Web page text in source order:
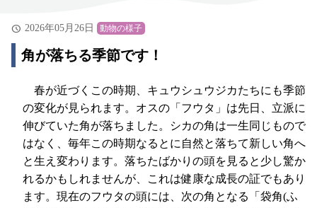
2026年05月26日 動物の様子
角が落ちる季節です！
春が近づくこの時期、キュウシュウジカたちにも季節
の変化が見られます。オスの「フウタ」は先日、立派に
伸びていた角が落ちました。シカの角は一生同じもので
はなく、毎年この時期なるとに自然と落ちて新しい角へ
と生え変わります。落ちたばかりの頭を見ると少し驚か
れるかもしれませんが、これは健康な成長の証でもあり
ます。現在のフウタの頭には、次の角となる「袋角(ふ